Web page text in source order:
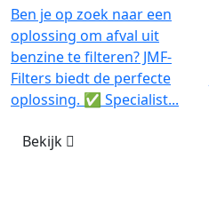
Ben je op zoek naar een
oplossing om afval uit
benzine te filteren? JMF-
Filters biedt de perfecte
oplossing. ✅ Specialist...
Bekijk